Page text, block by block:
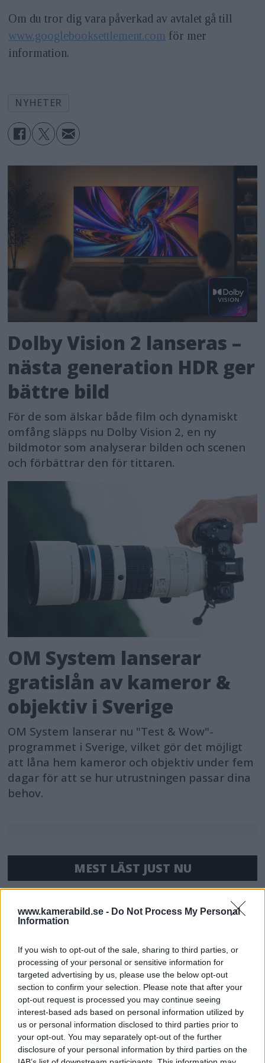
www.kamerabild.se - Do Not Process My Personal
Information
If you wish to opt-out of the sale, sharing to third parties, or
processing of your personal or sensitive information for
targeted advertising by us, please use the below opt-out
section to confirm your selection. Please note that after your
opt-out request is processed you may continue seeing
interest-based ads based on personal information utilized by
us or personal information disclosed to third parties prior to
your opt-out. You may separately opt-out of the further
disclosure of your personal information by third parties on the
Om du tror dig vara påverkad av avtalet gå till
www.googlebooksettlement.com för mer
information.
NYHETER
Dolby Vision 2 lanseras –
nästa generation HDR ger
bättre bild
För de som älskar både film och dynamiskt
omfång släpps nu Dolby Vision 2, en ny
bildmotor som analyserar bilden och scenen
och förbättrar den för tittaren.
OM System lanserar
gratislån av kameror &
objektiv i Sverige
OM System lanserar nu "Test & Wow"-
programmet i Sverige, vilket gör det möjligt
att låna hem kameror och objektiv under fem
dagar för att se hur utrustningen passar dina
behov.
MEST LÄST JUST NU
släppt – får 10-bitars D-
Sony lägger bud på
Tamron – kan vara värt
12 miljarder kronor
OM System lanserar
gratislån av kameror &